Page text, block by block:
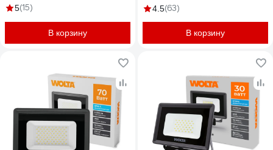
5(15)
В корзину
WPL48-4K150-01
4.5(63)
В корзину